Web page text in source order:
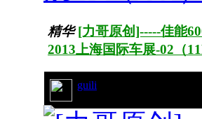
精华 [力哥原创]-----佳能
2013上海国际车展-02（
guili